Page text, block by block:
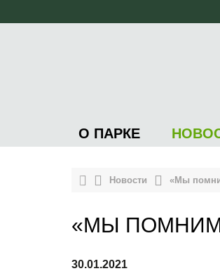
О ПАРКЕ
Новости «Мы
«МЫ
30.01.2021